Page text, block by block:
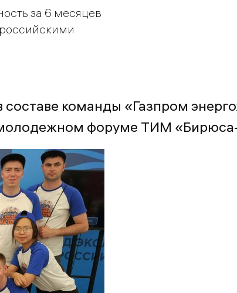
за 6 месяцев
команды «Газпром
форуме ТИМ